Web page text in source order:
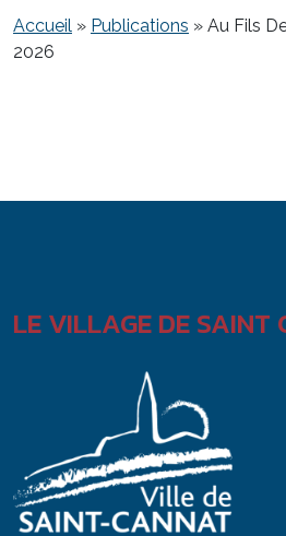
Accueil » Publications » Au Fils
2026
LE VILLAGE DE SAINT